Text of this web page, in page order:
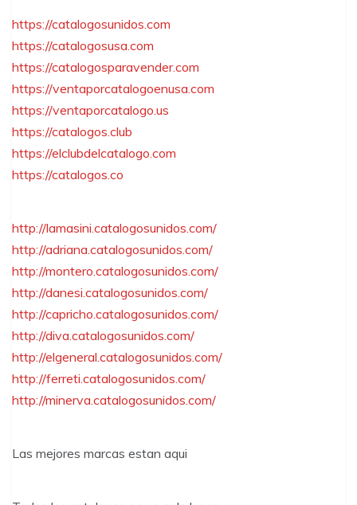
https://catalogosunidos.com
https://catalogosusa.com
https://catalogosparavender.com
https://ventaporcatalogoenusa.com
https://ventaporcatalogo.us
https://catalogos.club
https://elclubdelcatalogo.com
https://catalogos.co
http://lamasini.catalogosunidos.com/
http://adriana.catalogosunidos.com/
http://montero.catalogosunidos.com/
http://danesi.catalogosunidos.com/
http://capricho.catalogosunidos.com/
http://diva.catalogosunidos.com/
http://elgeneral.catalogosunidos.com/
http://ferreti.catalogosunidos.com/
http://minerva.catalogosunidos.com/
Las mejores marcas estan aqui